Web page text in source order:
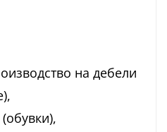
на дебели